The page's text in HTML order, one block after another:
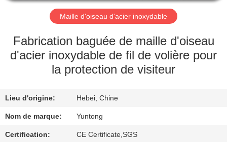
NOUS
VISITE
D'USINE
DE
QUALITÉ
Maille d'oiseau d'acier inoxydable
Fabrication baguée de maille d'oiseau
d'acier inoxydable de fil de volière pour
la protection de visiteur
Lieu d'origine: Hebei, Chine
Nom de marque: Yuntong
Certification: CE Certificate,SGS